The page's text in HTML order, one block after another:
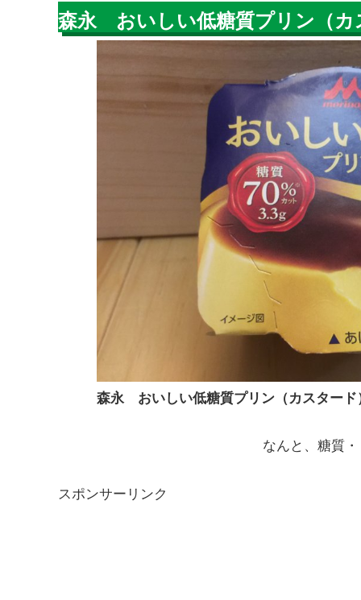
森永 おいしい低糖質プリン（カ
森永 おいしい低糖質プリン（カスタード
なんと、糖質
スポンサーリンク